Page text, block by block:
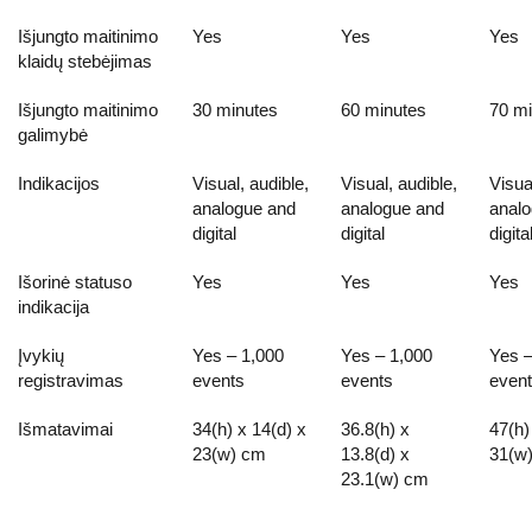
Išjungto maitinimo
klaidų stebėjimas
Yes Yes Yes
Išjungto maitinimo
galimybė
30 minutes 60 minutes 70
Indikacijos
Visual, audible,
analogue and
digital
Visual, audible,
analogue and
digital
digital
Išorinė statuso
indikacija
Yes Yes Yes
Įvykių
registravimas
Yes – 1,000
events
Yes – 1,000
events
Yes
Išmatavimai
34(h) x 14(d) x
23(w) cm
36.8(h) x
13.8(d) x
23.1(w) cm